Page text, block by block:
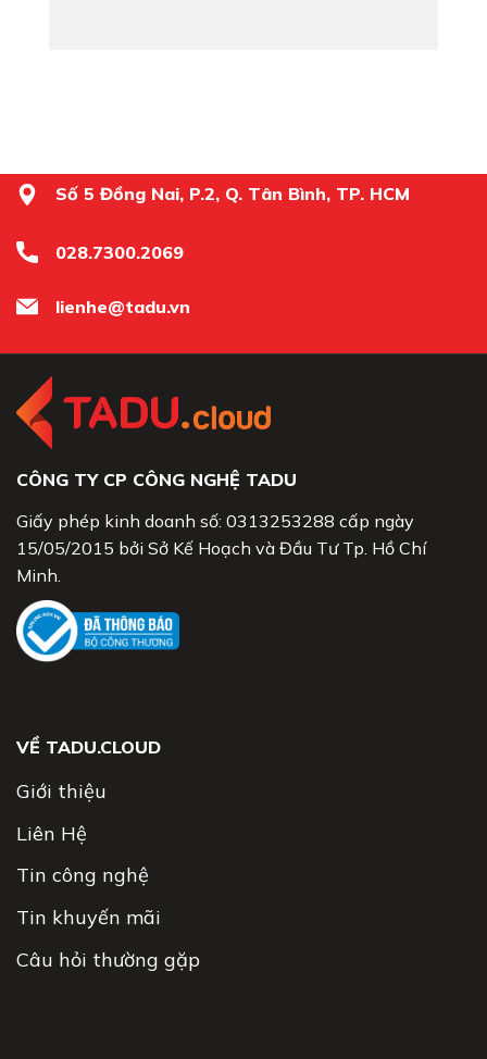
Số 5 Đồng Nai, P.2, Q. Tân Bình, TP. HCM
028.7300.2069
lienhe@tadu.vn
CÔNG TY CP CÔNG NGHỆ TADU
Giấy phép kinh doanh số: 0313253288 cấp ngày
15/05/2015 bởi Sở Kế Hoạch và Đầu Tư Tp. Hồ Chí
Minh.
VỀ TADU.CLOUD
Giới thiệu
Liên Hệ
Tin công nghệ
Tin khuyến mãi
Câu hỏi thường gặp